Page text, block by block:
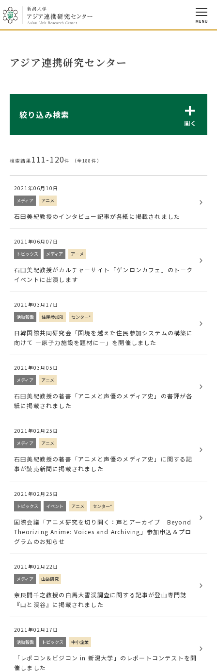
アジア連携研究センター
絞り込み検索
検索結果 111-120件 （全188件）
2021年06月10日
メディア アニメ
石田美紀教授のインタビュー記事が各紙に掲載されました
2021年06月07日
トピックス メディア アニメ
石田美紀教授がカルチャーサイト「ゲンロンカフェ」のトーク
イベントに出演します
2021年03月17日
活動報告 住民参加PJ センター*
日韓国際共同研究会「国境を越えた住民参加システムの構築に
向けて ―原子力施設を題材に―」を開催しました
2021年03月05日
メディア アニメ
石田美紀教授の著書「アニメと声優のメディア史」の書評が各
紙に掲載されました
2021年02月25日
メディア アニメ
石田美紀教授の著書「アニメと声優のメディア史」に関する記
事が読売新聞に掲載されました
2021年02月25日
トピックス イベント アニメ センター*
国際会議「アニメ研究を切り開く：声とアーカイブ Beyond
Theorizing Anime: Voices and Archiving」参加申込＆プロ
グラムのお知らせ
2021年02月22日
メディア 山岳研究
奈良間千之教授の白馬大雪渓調査に関する記事が登山専門誌
『山と渓谷』に掲載されました
2021年02月17日
活動報告 トピックス 中小企業
「レポコン＆ビジコン in 新潟大学」のレポートコンテストを開
催しました